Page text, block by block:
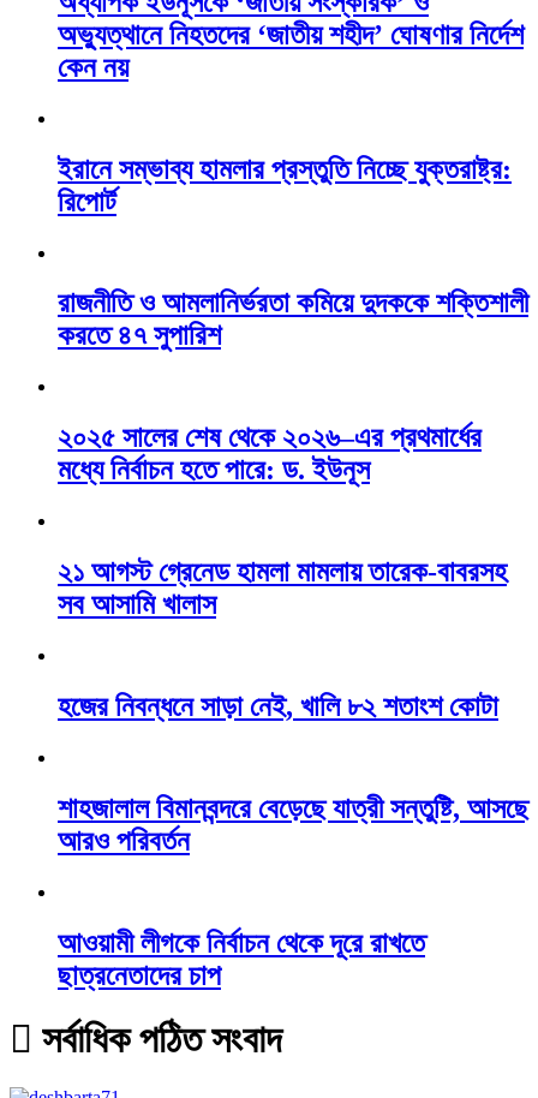
অভ্যুত্থানে নিহতদের ‘জাতীয় শহীদ’ ঘোষণার নির্দেশ
কেন নয়
ইরানে সম্ভাব্য হামলার প্রস্তুতি নিচ্ছে যুক্তরাষ্ট্র:
রিপোর্ট
রাজনীতি ও আমলানির্ভরতা কমিয়ে দুদককে শক্তিশালী
করতে ৪৭ সুপারিশ
২০২৫ সালের শেষ থেকে ২০২৬–এর প্রথমার্ধের
মধ্যে নির্বাচন হতে পারে: ড. ইউনূস
২১ আগস্ট গ্রেনেড হামলা মামলায় তারেক-বাবরসহ
সব আসামি খালাস
হজের নিবন্ধনে সাড়া নেই, খালি ৮২ শতাংশ কোটা
শাহজালাল বিমানবন্দরে বেড়েছে যাত্রী সন্তুষ্টি, আসছে
আরও পরিবর্তন
আওয়ামী লীগকে নির্বাচন থেকে দূরে রাখতে
ছাত্রনেতাদের চাপ
সর্বাধিক পঠিত সংবাদ